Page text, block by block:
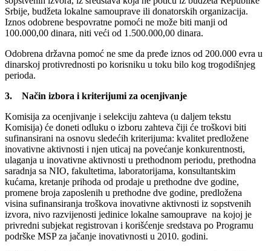
Srbije, budžeta lokalne samouprave ili donatorskih organizacija.
Iznos odobrene bespovratne pomoći ne može biti manji od
100.000,00 dinara, niti veći od 1.500.000,00 dinara.
Odobrena državna pomoć ne sme da pređe iznos od 200.000 evra u
dinarskoj protivrednosti po korisniku u toku bilo kog trogodišnjeg
perioda.
3. Način izbora i kriterijumi za ocenjivanje
Komisija za ocenjivanje i selekciju zahteva (u daljem tekstu
Komisija) će doneti odluku o izboru zahteva čiji će troškovi biti
sufinansirani na osnovu sledećih kriterijuma: kvalitet predložene
inovativne aktivnosti i njen uticaj na povećanje konkurentnosti,
ulaganja u inovativne aktivnosti u prethodnom periodu, prethodna
saradnja sa NIO, fakultetima, laboratorijama, konsultantskim
kućama, kretanje prihoda od prodaje u prethodne dve godine,
promene broja zaposlenih u prethodne dve godine, predložena
visina sufinansiranja troškova inovativne aktivnosti iz sopstvenih
izvora, nivo razvijenosti jedinice lokalne samouprave na kojoj je
privredni subjekat registrovan i korišćenje sredstava po Programu
podrške MSP za jačanje inovativnosti u 2010. godini.